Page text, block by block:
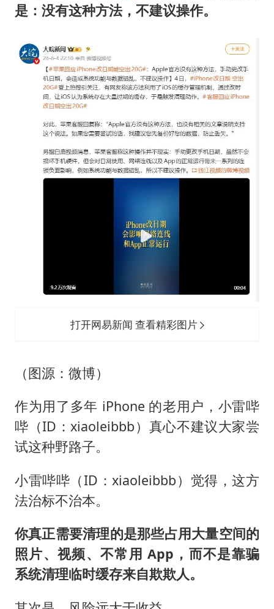
是：没有这种方法，不建议操作。
打开网易新闻 查看精彩图片
（图源：微博）
作为用了多年 iPhone 的老用户，小雷哔
哔（ID：xiaoleibbb）真心不建议大家尝
试这种野路子。
小雷哔哔（ID：xiaoleibbb）觉得，这方
法治标不治本。
你真正需要清理的是那些占用大量空间的
照片、视频、不常用 App，而不是靠骗
系统清理临时缓存来自欺欺人。